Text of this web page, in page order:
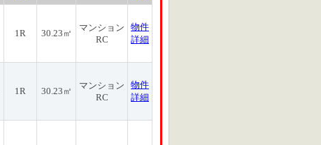
1R 30.23㎡
マンション
RC
物件
詳細
1R 30.23㎡
マンション
RC
物件
詳細